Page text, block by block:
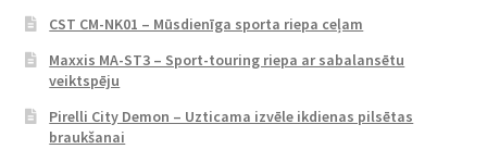
CST CM-NK01 – Mūsdienīga sporta riepa ceļam
Maxxis MA-ST3 – Sport-touring riepa ar sabalansētu
veiktspēju
Pirelli City Demon – Uzticama izvēle ikdienas pilsētas
braukšanai